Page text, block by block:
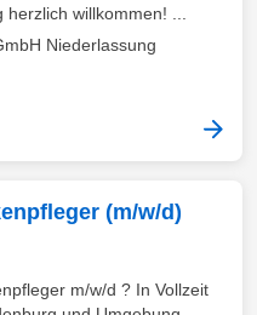
willkommen! ...
Niederlassung
(m/w/d)
m/w/d ? In Vollzeit